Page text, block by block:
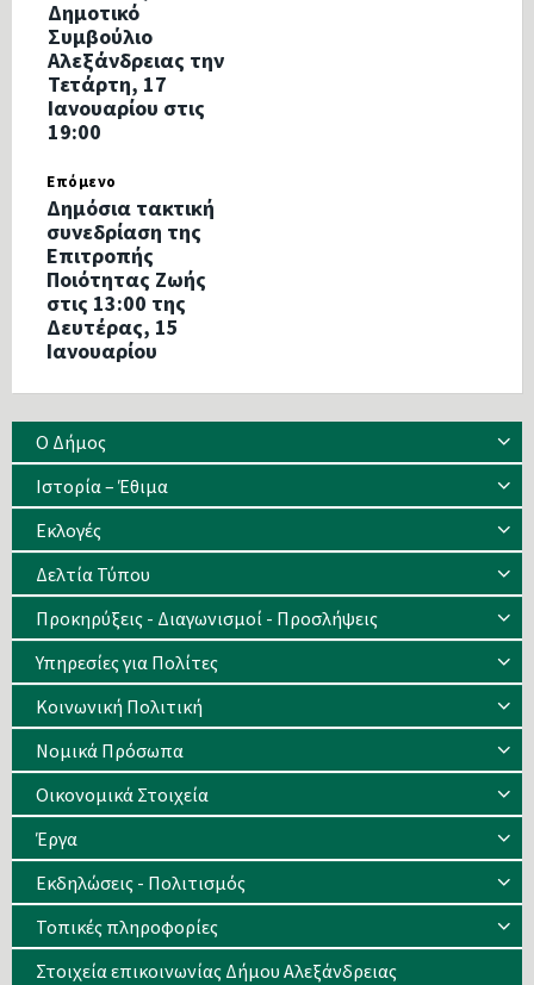
Δημοτικό
Συμβούλιο
Αλεξάνδρειας την
Τετάρτη, 17
Ιανουαρίου στις
19:00
Επόμενο
Δημόσια τακτική
συνεδρίαση της
Επιτροπής
Ποιότητας Ζωής
στις 13:00 της
Δευτέρας, 15
Ιανουαρίου
Ο Δήμος
Ιστορία – Έθιμα
Eκλογές
Δελτία Τύπου
Προκηρύξεις - Διαγωνισμοί - Προσλήψεις
Υπηρεσίες για Πολίτες
Κοινωνική Πολιτική
Νομικά Πρόσωπα
Οικονομικά Στοιχεία
Έργα
Εκδηλώσεις - Πολιτισμός
Τοπικές πληροφορίες
Στοιχεία επικοινωνίας Δήμου Αλεξάνδρειας